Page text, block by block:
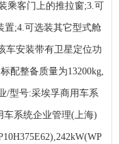
乘客门上的推拉窗;3.可
置;4.可选装其它型式舱
车安装带有卫星定位功
配整备质量为13200kg,
/型号:采埃孚商用车系
车系统企业管理(上海)